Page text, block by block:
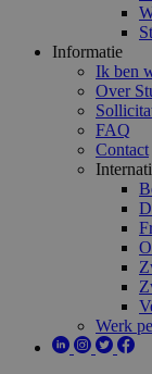
Informatie
Ik ben
Over
FAQ
Contact
Werk